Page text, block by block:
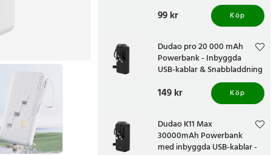
Pris:99 kr
99 kr Köp
Dudao pro 20 000 mAh
Powerbank - Inbyggda
USB-kablar & Snabbladdning
Pris :149 kr
149 kr Köp
Dudao K11 Max
30000mAh Powerbank
med inbyggda USB-kablar -